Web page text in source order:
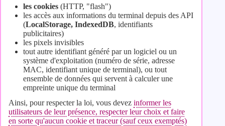
les cookies(HTTP, "flash")
les accès aux informations du terminal depuis des API
(LocalStorage, IndexedDB, identifiants
publicitaires)
les pixels invisibles
tout autre identifiant généré par un logiciel ou un
système d'exploitation (numéro de série, adresse
MAC, identifiant unique de terminal), ou tout
ensemble de données qui servent à calculer une
empreinte unique du terminal
Ainsi, pour respecter la loi, vous devez informer les
utilisateurs de leur présence, respecter leur choix et faire
en sorte qu'aucun cookie et traceur (sauf ceux exemptés)